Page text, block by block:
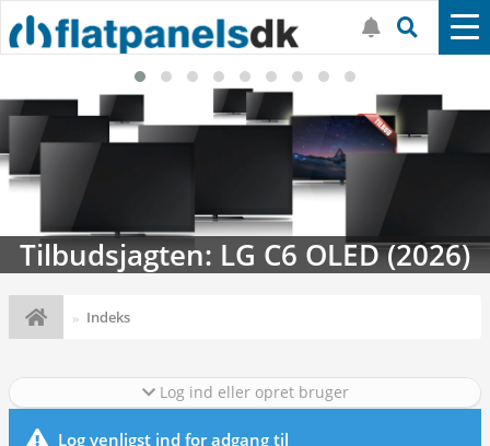
Tilbudsjagten: LG C6 OLED (2026)
Indeks
Log ind eller opret bruger
Log venligst ind for adgang til